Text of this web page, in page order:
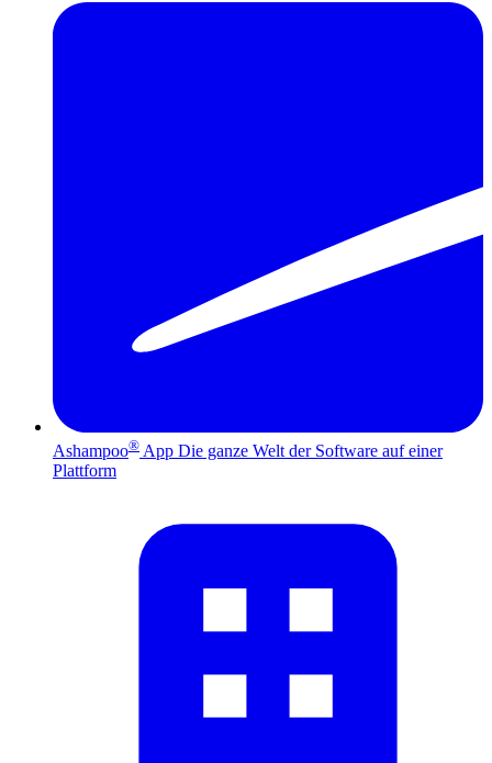
Ashampoo® App Die ganze Welt der Software auf einer
Plattform